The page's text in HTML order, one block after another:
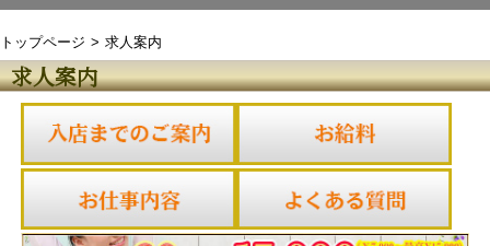
トップページ 求人案内
求人案内